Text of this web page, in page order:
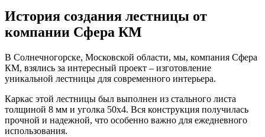
История создания лестницы от
компании Сфера КМ
В Солнечногорске, Московской области, мы, компания Сфера
КМ, взялись за интересный проект – изготовление
уникальной лестницы для современного интерьера.
Каркас этой лестницы был выполнен из стального листа
толщиной 8 мм и уголка 50х4. Вся конструкция получилась
прочной и надежной, что особенно важно для ежедневного
использования.